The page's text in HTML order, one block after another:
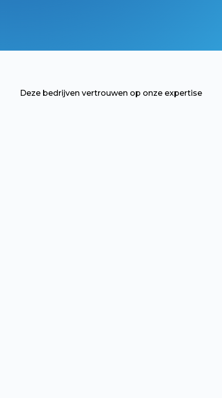
Deze bedrijven vertrouwen op onze expertise